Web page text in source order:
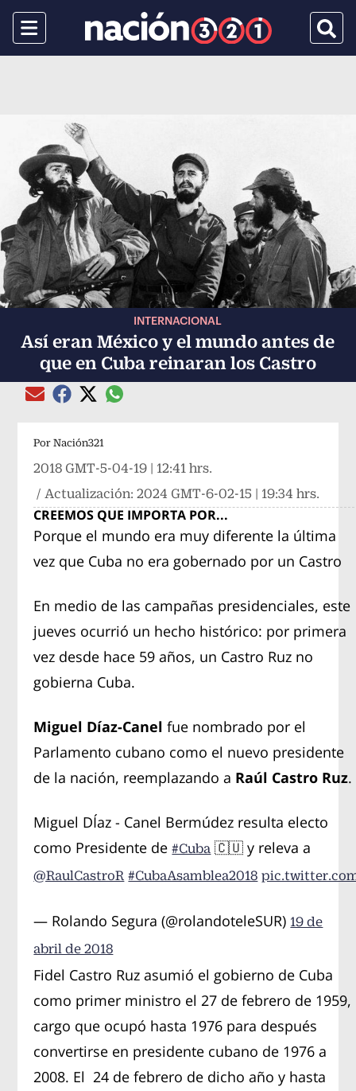
Menu
INTERNACIONAL
Así eran México y el mundo antes de
que en Cuba reinaran los Castro
Compartir el artículo actual mediante Email
Compartir el artículo actual mediante Facebook
Compartir el artículo actual mediante Twitter
Compartir el artículo actual mediante
Por Nación321
2018 GMT-5-04-19 | 12:41 hrs.
/ Actualización:2024 GMT-6-02-15 | 19:34 hrs.
CREEMOS QUE IMPORTA POR...
Porque el mundo era muy diferente la última
vez que Cuba no era gobernado por un Castro
En medio de las campañas presidenciales, este
jueves ocurrió un hecho histórico: por primera
vez desde hace 59 años, un Castro Ruz no
gobierna Cuba.
Miguel Díaz-Canel fue nombrado por el
Parlamento cubano como el nuevo presidente
de la nación, reemplazando a Raúl Castro Ruz.
Miguel DÍaz - Canel Bermúdez resulta electo
como Presidente de#Cuba 🇨🇺 y releva a
@RaulCastroR #CubaAsamblea2018
— Rolando Segura (@rolandoteleSUR) 19 de
abril de 2018
Fidel Castro Ruz asumió el gobierno de Cuba
como primer ministro el 27 de febrero de 1959,
cargo que ocupó hasta 1976 para después
convertirse en presidente cubano de 1976 a
2008. El 24 de febrero de dicho año y hasta